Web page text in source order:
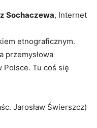
Sochaczewa, Internet
etnograficznym.
przemysłowa
Polsce. Tu coś się
Jarosław Świerszcz)